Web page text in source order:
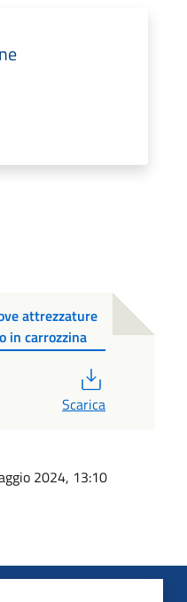
attrezzature
in carrozzina
Scarica
2024, 13:10